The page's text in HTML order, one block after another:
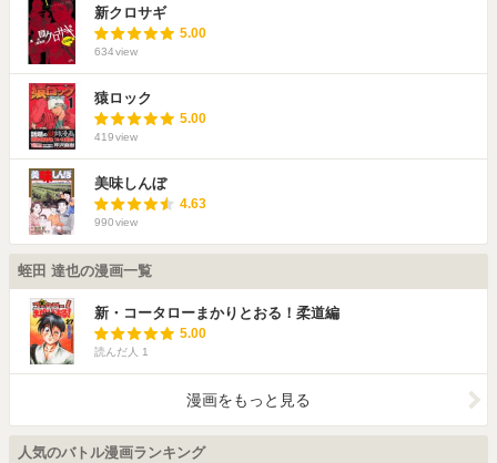
新クロサギ
5.00
634view
猿ロック
5.00
419view
美味しんぼ
4.63
990view
蛭田 達也の漫画一覧
新・コータローまかりとおる！柔道編
5.00
読んだ人 1
漫画をもっと見る
人気のバトル漫画ランキング